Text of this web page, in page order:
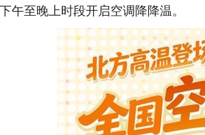
午至晚上时段开启空调降降温。